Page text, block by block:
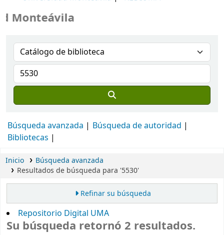
Búsqueda avanzada
Búsqueda de autoridad
Bibliotecas
Inicio
Búsqueda avanzada
Resultados de búsqueda para '5530'
Refinar su búsqueda
Repositorio Digital UMA
Su búsqueda retornó 2 resultados.